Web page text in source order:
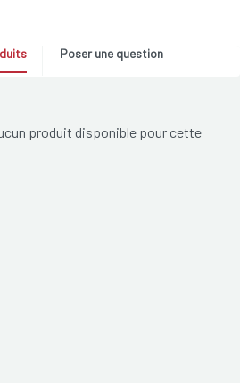
Poser une question
produit disponible pour cette